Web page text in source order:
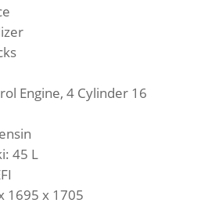
Engine, 4 Cylinder 16
45 L
1695 x 1705